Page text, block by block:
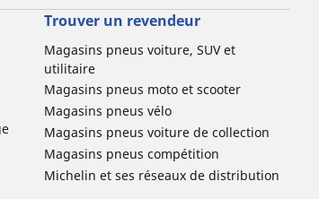
Trouver un revendeur
Magasins pneus voiture, SUV et
utilitaire
Magasins pneus moto et scooter
Magasins pneus vélo
Magasins pneus voiture de collection
Magasins pneus compétition
Michelin et ses réseaux de distribution